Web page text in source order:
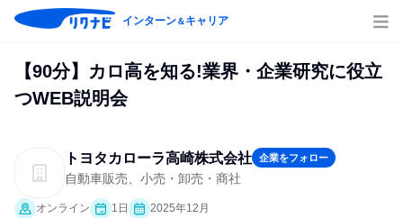
インターン＆キャリア
【90分】カロ高を知る!業界・企業研究に役立
つWEB説明会
トヨタカローラ高崎株式会社 企業をフォロー
自動車販売、小売・卸売・商社
オンライン 1日
2025年12月